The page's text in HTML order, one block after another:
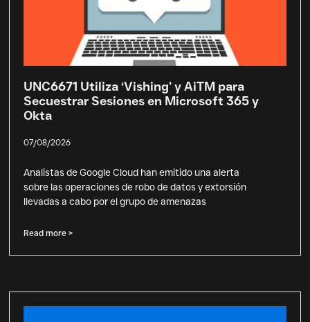
UNC6671 Utiliza ‘Vishing’ y AiTM para
Secuestrar Sesiones en Microsoft 365 y
Okta
07/08/2026
Analistas de Google Cloud han emitido una alerta
sobre las operaciones de robo de datos y extorsión
llevadas a cabo por el grupo de amenazas
Read more >